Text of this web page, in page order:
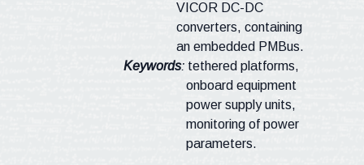
VICOR DC-DC
converters, containing
an embedded PMBus.
Keywords: tetheredplatforms,
onboard equipment
power supply units,
monitoring of power
parameters.